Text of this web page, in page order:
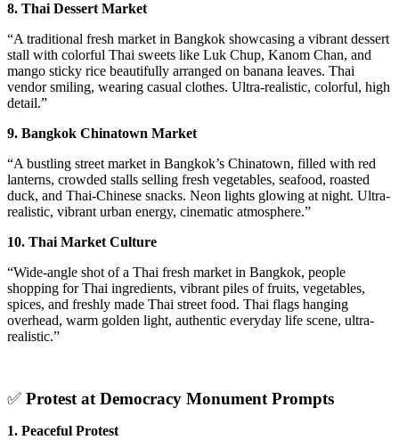
8. Thai Dessert Market
“A traditional fresh market in Bangkok showcasing a vibrant dessert
stall with colorful Thai sweets like Luk Chup, Kanom Chan, and
mango sticky rice beautifully arranged on banana leaves. Thai
vendor smiling, wearing casual clothes. Ultra-realistic, colorful, high
detail.”
9. Bangkok Chinatown Market
“A bustling street market in Bangkok’s Chinatown, filled with red
lanterns, crowded stalls selling fresh vegetables, seafood, roasted
duck, and Thai-Chinese snacks. Neon lights glowing at night. Ultra-
realistic, vibrant urban energy, cinematic atmosphere.”
10. Thai Market Culture
“Wide-angle shot of a Thai fresh market in Bangkok, people
shopping for Thai ingredients, vibrant piles of fruits, vegetables,
spices, and freshly made Thai street food. Thai flags hanging
overhead, warm golden light, authentic everyday life scene, ultra-
realistic.”
✅ Protest at Democracy Monument Prompts
1. Peaceful Protest